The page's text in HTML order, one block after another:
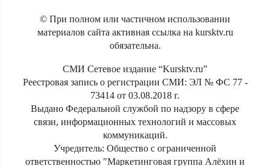
© При полном или частичном использовании
материалов сайта активная ссылка на kursktv.ru
обязательна.
СМИ Сетевое издание “Kursktv.ru”
Реестровая запись о регистрации СМИ: ЭЛ № ФС 77 -
73414 от 03.08.2018 г.
Выдано Федеральной службой по надзору в сфере
связи, информационных технологий и массовых
коммуникаций.
Учредитель: Общество с ограниченной
ответственностью "Маркетинговая группа Алёхин и